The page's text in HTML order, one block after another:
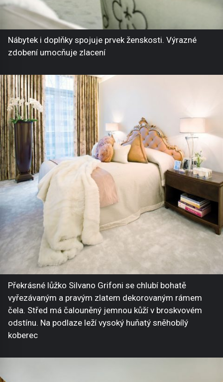
Nábytek i doplňky spojuje prvek ženskosti. Výrazné
zdobení umocňuje zlacení
Překrásné lůžko Silvano Grifoni se chlubí bohatě
vyřezávaným a pravým zlatem dekorovaným rámem
čela. Střed má čalouněný jemnou kůží v broskvovém
odstínu. Na podlaze leží vysoký huňatý sněhobílý
koberec